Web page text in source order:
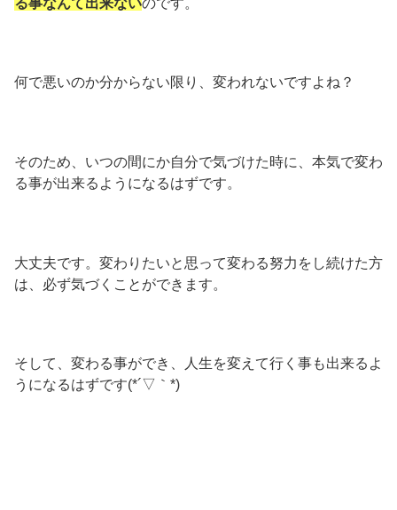
何で悪いのか分からない限り、変われないですよね？
そのため、いつの間にか自分で気づけた時に、本気で変わ
る事が出来るようになるはずです。
大丈夫です。変わりたいと思って変わる努力をし続けた方
は、必ず気づくことができます。
そして、変わる事ができ、人生を変えて行く事も出来るよ
うになるはずです(*´▽｀*)